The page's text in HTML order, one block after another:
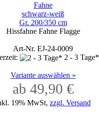
Fahne
schwarz-weiß
Gr. 200/350 cm
Hissfahne Fahne Flagge
Art-Nr. EJ-24-0009
2 - 3 Tage*
Variante auswählen »
ab 49,90 €
19% MwSt, zzgl. Versand